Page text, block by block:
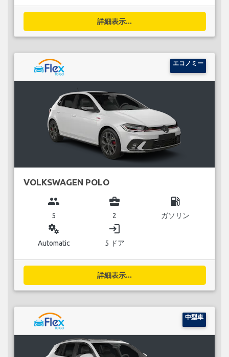
詳細表示...
エコノミー
VOLKSWAGEN POLO
group
5
business_center
2
local_gas_station
ガソリン
miscellaneous_services
Automatic
login
5 ドア
詳細表示...
中型車